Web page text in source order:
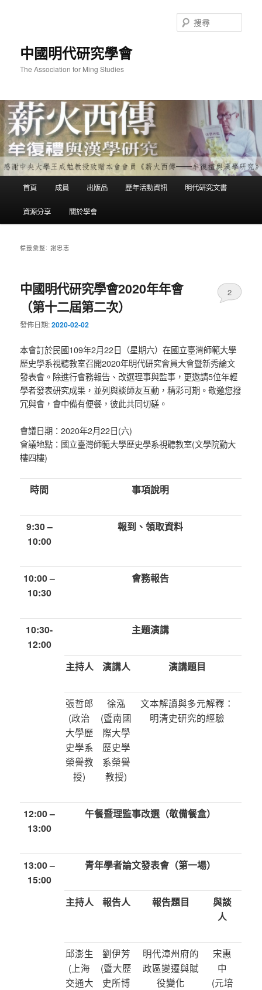
中國明代研究學會
The Association for Ming Studies
尋
首頁 成員 出版品 歷年活動資訊 明代研究文書
資源分享 關於學會
標籤彙整:謝忠志
中國明代研究學會2020年年會
（第十二屆第二次）
發佈日期:2020-02-02
2
本會訂於民國109年2月22日（星期六）在國立臺灣師範大學
歷史學系視聽教室召開2020年明代研究會員大會暨新秀論文
發表會。除進行會務報告、改選理事與監事，更邀請5位年輕
學者發表研究成果，並列與談師友互動，精彩可期。敬邀您撥
冗與會，會中備有便餐，彼此共同切磋。
會議日期：2020年2月22日(六)
會議地點：國立臺灣師範大學歷史學系視聽教室(文學院勤大
樓四樓)
時間 事項說明
9:30 –
10:00
報到、領取資料
10:00 –
10:30
會務報告
10:30-
12:00
主題演講
主持人 演講人 演講題目
張哲郎
(政治
大學歷
史學系
榮譽教
授)
徐泓
(暨南國
際大學
歷史學
系榮譽
教授)
文本解讀與多元解釋：
明清史研究的經驗
12:00 –
13:00
午餐暨理監事改選（敬備餐盒）
13:00 –
15:00
青年學者論文發表會（第一場）
主持人 報告人 報告題目
與談
人
邱澎生
(上海
交通大
劉伊芳
(暨大歷
史所博
明代漳州府的
政區變遷與賦
役變化
宋惠
中
(元培